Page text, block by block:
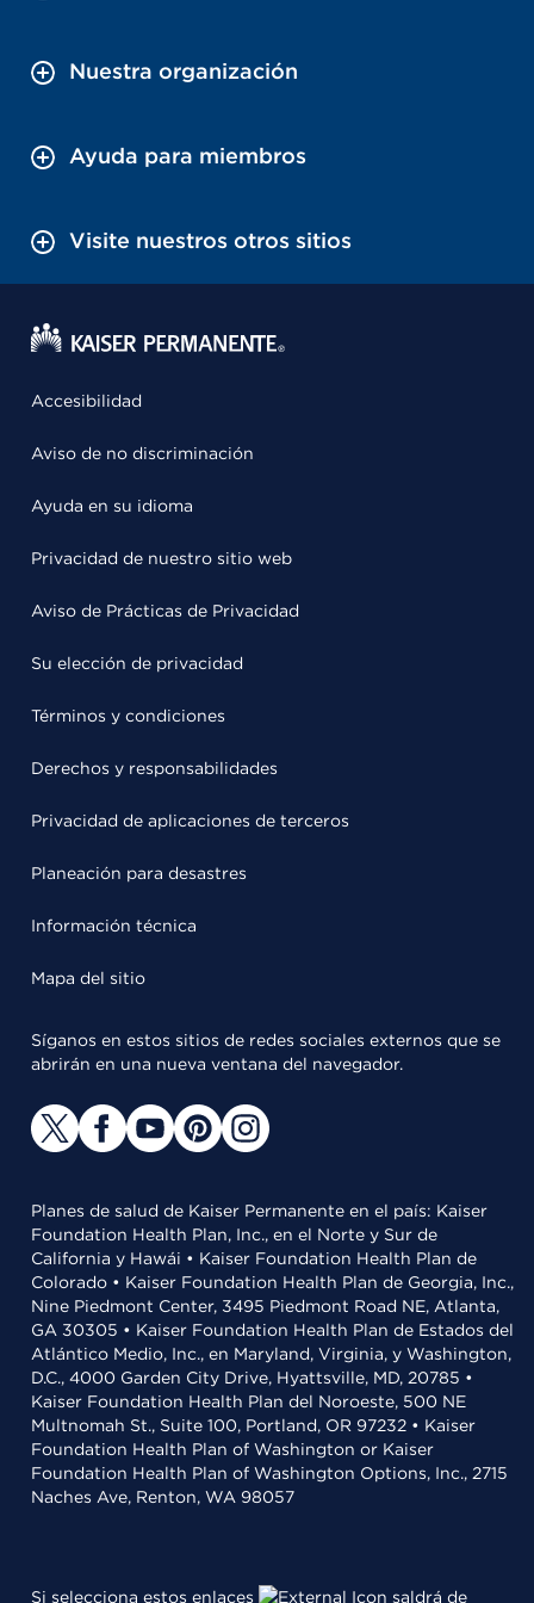
Nuestra organización
Ayuda para miembros
Visite nuestros otros sitios
Accesibilidad
Aviso de no discriminación
Ayuda en su idioma
Privacidad de nuestro sitio web
Aviso de Prácticas de Privacidad
Su elección de privacidad
Términos y condiciones
Derechos y responsabilidades
Privacidad de aplicaciones de terceros
Planeación para desastres
Información técnica
Mapa del sitio
Síganos en estos sitios de redes sociales externos que se
abrirán en una nueva ventana del navegador.
Planes de salud de Kaiser Permanente en el país: Kaiser
Foundation Health Plan, Inc., en el Norte y Sur de
California y Hawái • Kaiser Foundation Health Plan de
Colorado • Kaiser Foundation Health Plan de Georgia, Inc.,
Nine Piedmont Center, 3495 Piedmont Road NE, Atlanta,
GA 30305 • Kaiser Foundation Health Plan de Estados del
Atlántico Medio, Inc., en Maryland, Virginia, y Washington,
D.C., 4000 Garden City Drive, Hyattsville, MD, 20785 •
Kaiser Foundation Health Plan del Noroeste, 500 NE
Multnomah St., Suite 100, Portland, OR 97232 • Kaiser
Foundation Health Plan of Washington or Kaiser
Foundation Health Plan of Washington Options, Inc., 2715
Naches Ave, Renton, WA 98057
Si selecciona estos enlaces saldrá de